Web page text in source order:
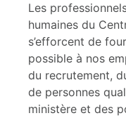
Les
humaines du
s’efforcent de
possible à nos
du recrutement,
de personnes
ministère et des